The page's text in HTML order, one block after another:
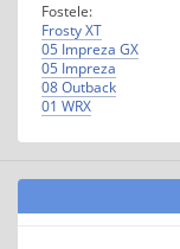
Fostele:
Frosty XT
05 Impreza GX
05 Impreza
08 Outback
01 WRX